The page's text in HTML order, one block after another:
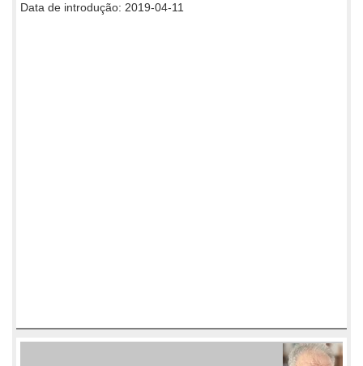
Data de introdução: 2019-04-11